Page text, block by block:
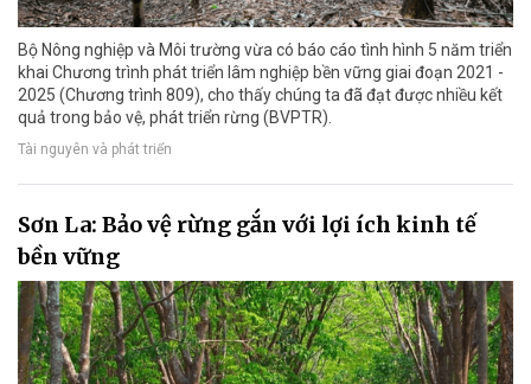
Bộ Nông nghiệp và Môi trường vừa có báo cáo tình hình 5 năm triển
khai Chương trình phát triển lâm nghiệp bền vững giai đoạn 2021 -
2025 (Chương trình 809), cho thấy chúng ta đã đạt được nhiều kết
quả trong bảo vệ, phát triển rừng (BVPTR).
Tài nguyên và phát triển
Sơn La: Bảo vệ rừng gắn với lợi ích kinh tế
bền vững